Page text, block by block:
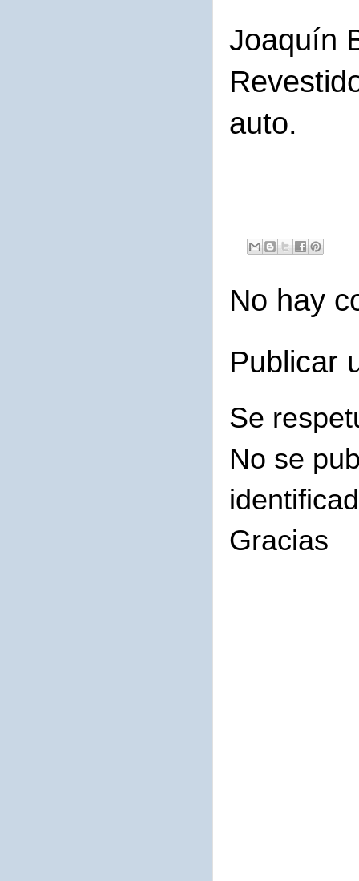
Joaquín
auto.
No hay
Publicar
Se
No se
Gracias